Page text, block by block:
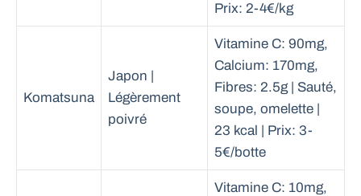
Prix: 2-4€/kg
Komatsuna
Japon |
Légèrement
poivré
Vitamine C: 90mg,
Calcium: 170mg,
Fibres: 2.5g | Sauté,
soupe, omelette |
23 kcal | Prix: 3-
5€/botte
Vitamine C: 10mg,